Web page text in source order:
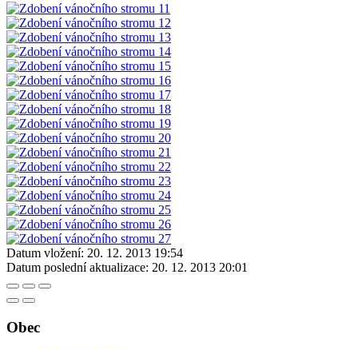
Datum vložení: 20. 12. 2013 19:54
Datum poslední aktualizace: 20. 12. 2013 20:01
Obec